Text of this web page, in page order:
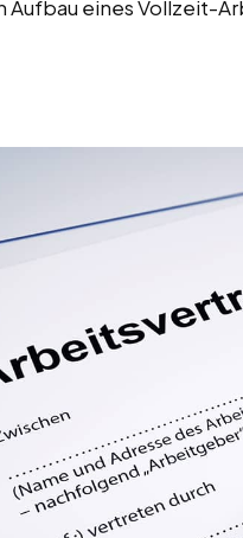
Aufbau eines Vollzeit-